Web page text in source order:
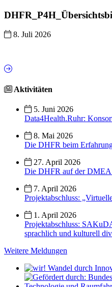
8. Juli 2026
Aktivitäten
5. Juni 2026
Data4Health.Ruhr:
8. Mai 2026
Die DHFR beim
27. April 2026
Die DHFR auf der DMEA
7. April 2026
Projektabschluss:
1. April 2026
Projektabschluss:
sprachlich und kulturell
Weitere Meldungen